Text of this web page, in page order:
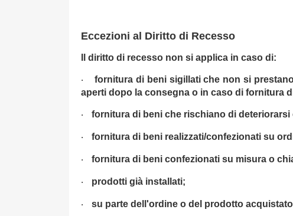
Eccezioni al Diritto di Recesso
Il diritto di recesso non si applica in caso di:
·
fornitura di beni sigillati che non si
aperti dopo la consegna o in caso di fornitura
· fornitura di beni che rischiano di deteriorarsi
· fornitura di beni realizzati/confezionati su
· fornitura di beni confezionati su misura o
· prodotti già installati;
· su parte dell'ordine o del prodotto